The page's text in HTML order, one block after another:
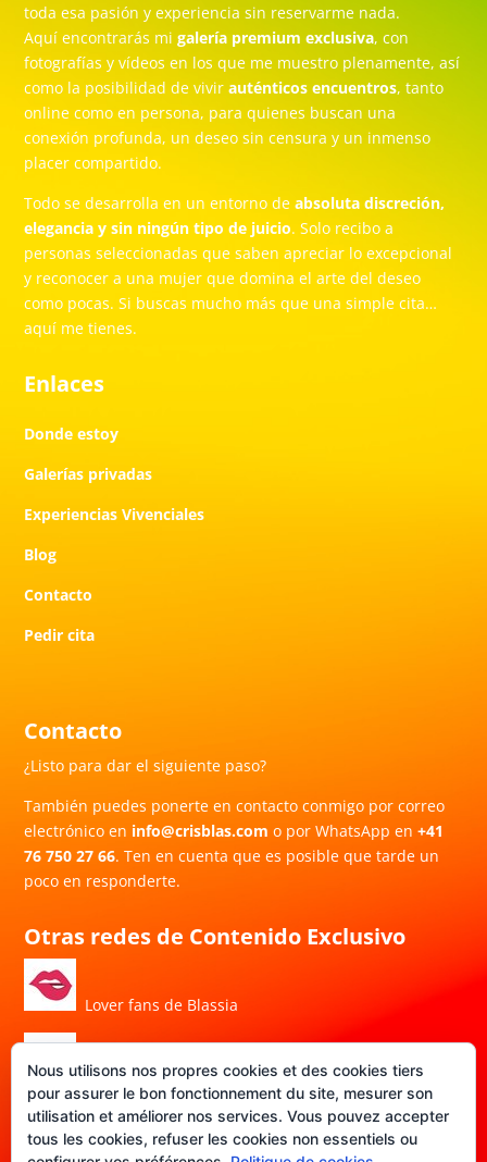
toda esa pasión y experiencia sin reservarme nada.
Aquí encontrarás migalería premium exclusiva, con
fotografías y vídeos en los que me muestro plenamente, así
como la posibilidad de vivirauténticos encuentros, tanto
online como en persona, para quienes buscan una
conexión profunda, un deseo sin censura y un inmenso
placer compartido.
Todo se desarrolla en un entorno deabsoluta discreción,
elegancia y sin ningún tipo de juicio. Solo recibo a
personas seleccionadas que saben apreciar lo excepcional
y reconocer a una mujer que domina el arte del deseo
como pocas. Si buscas mucho más que una simple cita…
aquí me tienes.
Enlaces
Donde estoy
Galerías privadas
Experiencias Vivenciales
Blog
Contacto
Pedir cita
Contacto
¿Listo para dar el siguiente paso?
También puedes ponerte en contacto conmigo por correo
electrónico en info@crisblas.com o por WhatsApp en+41
76 750 27 66. Ten en cuenta que es posible que tarde un
poco en responderte.
Otras redes de Contenido Exclusivo
Lover fans de Blassia
Porn Hub de Blassia
DATE-FANS de Blassia
Nous utilisons nos propres cookies et des cookies tiers
pour assurer le bon fonctionnement du site, mesurer son
utilisation et améliorer nos services. Vous pouvez accepter
tous les cookies, refuser les cookies non essentiels ou